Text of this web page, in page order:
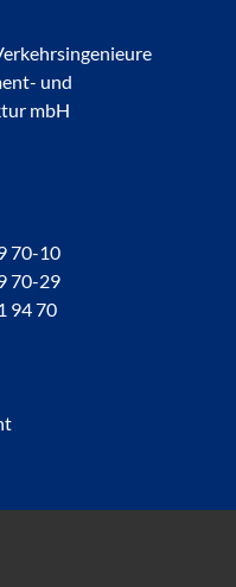
und
mbH
70-10
70-29
94 70